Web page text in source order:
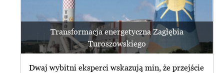
31 sierpnia Wojewódzki Sąd
Administracyjny w Warszawie
rozstrzygnie o zgodności z prawem
decyzji środowiskowej, (...)
czytaj całość
subskrybuj newsletter
zrezygnuj z subskrybcji
Transformacja energetyczna Zagłębia
Turoszowskiego
Dwaj wybitni eksperci wskazują min, że przejście